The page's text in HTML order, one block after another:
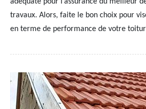
travaux. Alors, faite le bon choix pour
en terme de performance de votre